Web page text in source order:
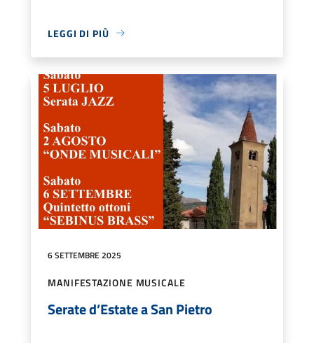
LEGGI DI PIÙ
6 SETTEMBRE 2025
MANIFESTAZIONE MUSICALE
Serate d’Estate a San Pietro